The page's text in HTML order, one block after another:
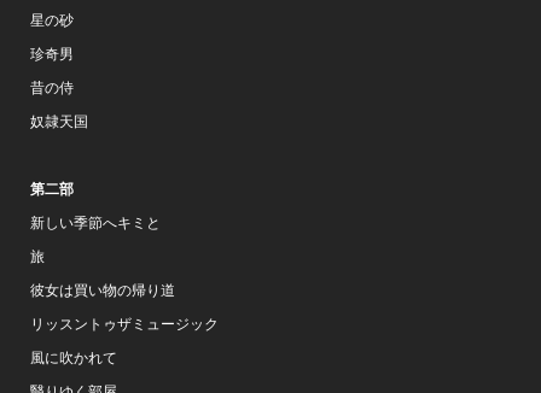
星の砂
珍奇男
昔の侍
奴隷天国
第二部
新しい季節へキミと
旅
彼女は買い物の帰り道
リッスントゥザミュージック
風に吹かれて